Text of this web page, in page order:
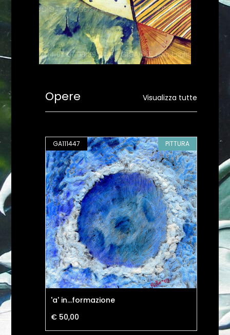
Visualizza tutte
Opere
GA111447 PITTURA
'a' in...formazione
€ 50,00
€